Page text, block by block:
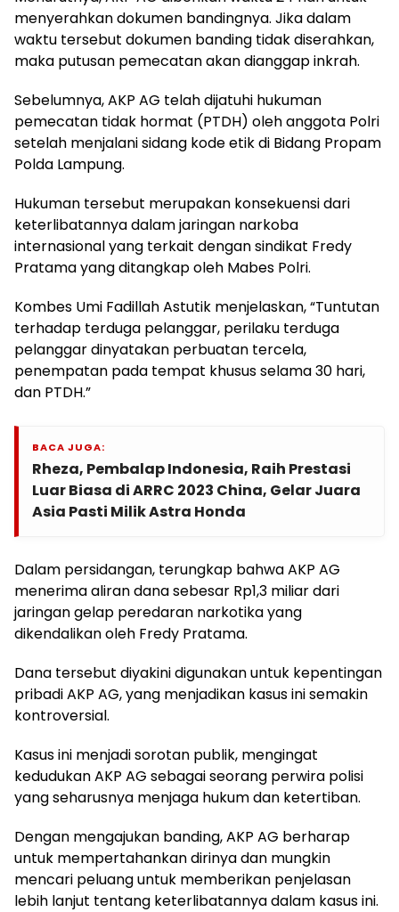
menyerahkan dokumen bandingnya. Jika dalam
waktu tersebut dokumen banding tidak diserahkan,
maka putusan pemecatan akan dianggap inkrah.
Sebelumnya, AKP AG telah dijatuhi hukuman
pemecatan tidak hormat (PTDH) oleh anggota Polri
setelah menjalani sidang kode etik di Bidang Propam
Polda Lampung.
Hukuman tersebut merupakan konsekuensi dari
keterlibatannya dalam jaringan narkoba
internasional yang terkait dengan sindikat Fredy
Pratama yang ditangkap oleh Mabes Polri.
Kombes Umi Fadillah Astutik menjelaskan, “Tuntutan
terhadap terduga pelanggar, perilaku terduga
pelanggar dinyatakan perbuatan tercela,
penempatan pada tempat khusus selama 30 hari,
dan PTDH.”
BACA JUGA:
Rheza, Pembalap Indonesia, Raih Prestasi
Luar Biasa di ARRC 2023 China, Gelar Juara
Asia Pasti Milik Astra Honda
Dalam persidangan, terungkap bahwa AKP AG
menerima aliran dana sebesar Rp1,3 miliar dari
jaringan gelap peredaran narkotika yang
dikendalikan oleh Fredy Pratama.
Dana tersebut diyakini digunakan untuk kepentingan
pribadi AKP AG, yang menjadikan kasus ini semakin
kontroversial.
Kasus ini menjadi sorotan publik, mengingat
kedudukan AKP AG sebagai seorang perwira polisi
yang seharusnya menjaga hukum dan ketertiban.
Dengan mengajukan banding, AKP AG berharap
untuk mempertahankan dirinya dan mungkin
mencari peluang untuk memberikan penjelasan
lebih lanjut tentang keterlibatannya dalam kasus ini.